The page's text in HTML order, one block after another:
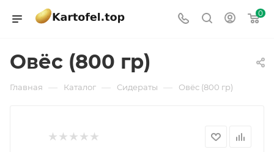
0
Овёс (800 гр)
Главная — Каталог — Сидераты — Овёс (800 гр)